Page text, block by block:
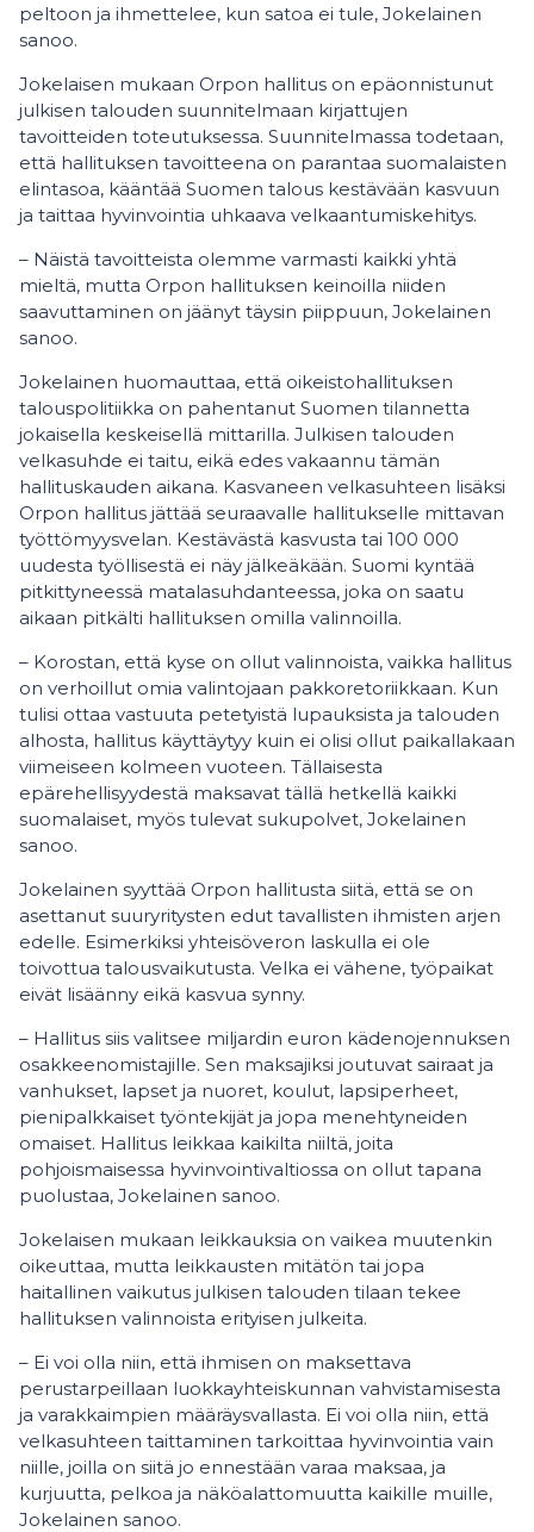
peltoon ja ihmettelee, kun satoa ei tule, Jokelainen
sanoo.
Jokelaisen mukaan Orpon hallitus on epäonnistunut
julkisen talouden suunnitelmaan kirjattujen
tavoitteiden toteutuksessa. Suunnitelmassa todetaan,
että hallituksen tavoitteena on parantaa suomalaisten
elintasoa, kääntää Suomen talous kestävään kasvuun
ja taittaa hyvinvointia uhkaava velkaantumiskehitys.
– Näistä tavoitteista olemme varmasti kaikki yhtä
mieltä, mutta Orpon hallituksen keinoilla niiden
saavuttaminen on jäänyt täysin piippuun, Jokelainen
sanoo.
Jokelainen huomauttaa, että oikeistohallituksen
talouspolitiikka on pahentanut Suomen tilannetta
jokaisella keskeisellä mittarilla. Julkisen talouden
velkasuhde ei taitu, eikä edes vakaannu tämän
hallituskauden aikana. Kasvaneen velkasuhteen lisäksi
Orpon hallitus jättää seuraavalle hallitukselle mittavan
työttömyysvelan. Kestävästä kasvusta tai 100 000
uudesta työllisestä ei näy jälkeäkään. Suomi kyntää
pitkittyneessä matalasuhdanteessa, joka on saatu
aikaan pitkälti hallituksen omilla valinnoilla.
– Korostan, että kyse on ollut valinnoista, vaikka hallitus
on verhoillut omia valintojaan pakkoretoriikkaan. Kun
tulisi ottaa vastuuta petetyistä lupauksista ja talouden
alhosta, hallitus käyttäytyy kuin ei olisi ollut paikallakaan
viimeiseen kolmeen vuoteen. Tällaisesta
epärehellisyydestä maksavat tällä hetkellä kaikki
suomalaiset, myös tulevat sukupolvet, Jokelainen
sanoo.
Jokelainen syyttää Orpon hallitusta siitä, että se on
asettanut suuryritysten edut tavallisten ihmisten arjen
edelle. Esimerkiksi yhteisöveron laskulla ei ole
toivottua talousvaikutusta. Velka ei vähene, työpaikat
eivät lisäänny eikä kasvua synny.
– Hallitus siis valitsee miljardin euron kädenojennuksen
osakkeenomistajille. Sen maksajiksi joutuvat sairaat ja
vanhukset, lapset ja nuoret, koulut, lapsiperheet,
pienipalkkaiset työntekijät ja jopa menehtyneiden
omaiset. Hallitus leikkaa kaikilta niiltä, joita
pohjoismaisessa hyvinvointivaltiossa on ollut tapana
puolustaa, Jokelainen sanoo.
Jokelaisen mukaan leikkauksia on vaikea muutenkin
oikeuttaa, mutta leikkausten mitätön tai jopa
haitallinen vaikutus julkisen talouden tilaan tekee
hallituksen valinnoista erityisen julkeita.
– Ei voi olla niin, että ihmisen on maksettava
perustarpeillaan luokkayhteiskunnan vahvistamisesta
ja varakkaimpien määräysvallasta. Ei voi olla niin, että
velkasuhteen taittaminen tarkoittaa hyvinvointia vain
niille, joilla on siitä jo ennestään varaa maksaa, ja
kurjuutta, pelkoa ja näköalattomuutta kaikille muille,
Jokelainen sanoo.